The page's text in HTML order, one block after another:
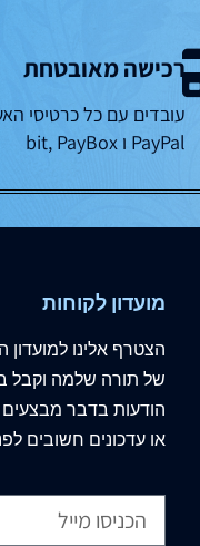
רכישה מאובטחת
עובדים עם כל כרטיסי
PayPal ו bit, PayBox
מועדון לקוחות
הצטרף אלינו למועדון
של תורה שלמה וקבל
הודעות בדבר מבצעים
או עדכונים חשובים